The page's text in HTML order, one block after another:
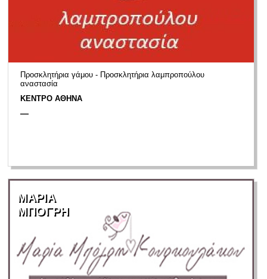
Προσκλητήρια γάμου - Προσκλητήρια λαμπροπούλου
αναστασία
ΚΕΝΤΡΟ ΑΘΗΝΑ
—
ΜΑΡΙΑ
ΜΠΟΓΡΗ